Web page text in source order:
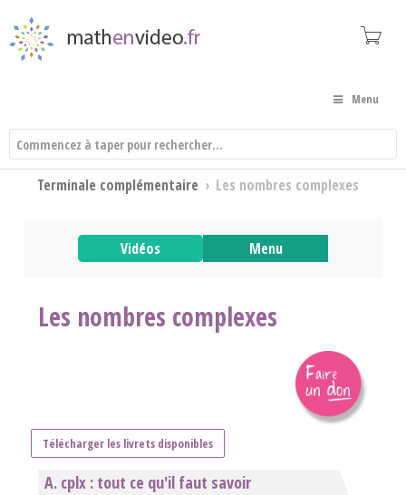
Menu
Terminale complémentaire › Les nombres complexes
Vidéos Menu
Les nombres complexes
Télécharger les livrets disponibles
A. cplx : tout ce qu'il faut savoir